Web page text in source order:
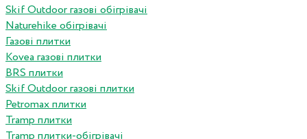
Skif Outdoor газові обігрівачі
Naturehike обігрівачі
Газові плитки
Kovea газові плитки
BRS плитки
Skif Outdoor газові плитки
Petromax плитки
Tramp плитки